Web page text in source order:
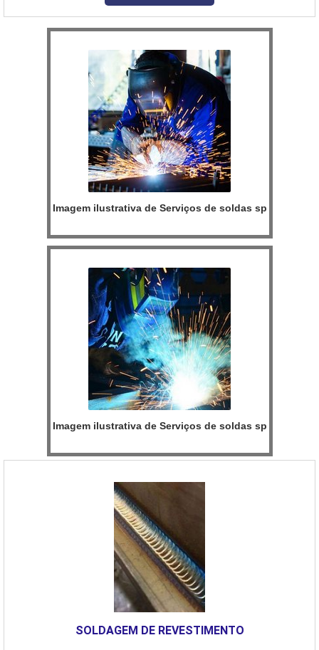
FORNO ROTATIVOA Inovatti Queimad...
Imagem ilustrativa de Serviços de soldas sp
Imagem ilustrativa de Serviços de soldas sp
SOLDAGEM DE REVESTIMENTO